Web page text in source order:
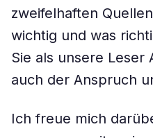
zweifelhaften
wichtig und was
Sie als unsere Leser
auch der Anspruch
Ich freue mich